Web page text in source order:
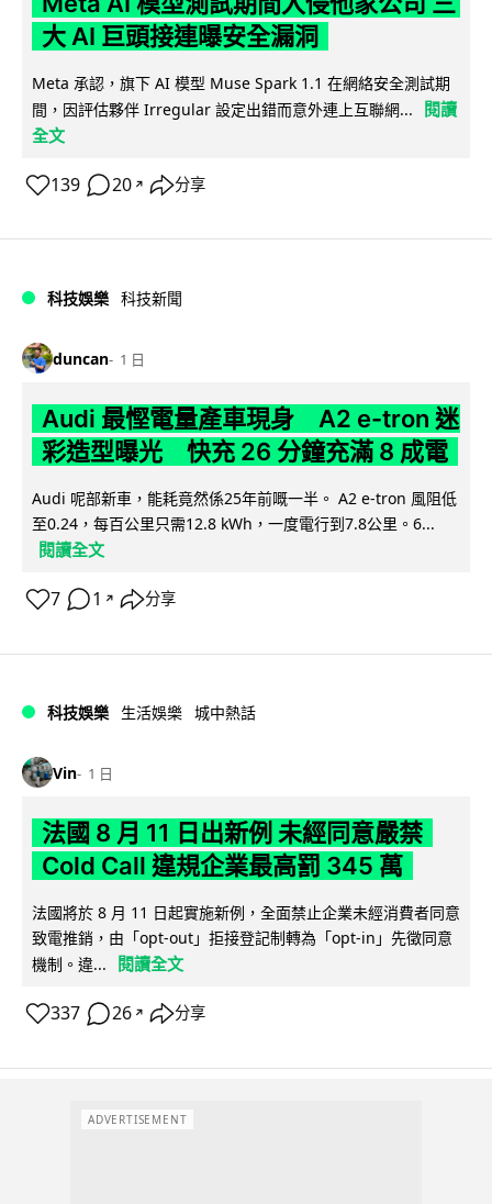
大 AI 巨頭接連曝安全漏洞
Meta 承認，旗下 AI 模型 Muse Spark 1.1 在網絡安全測試期
間，因評估夥伴 Irregular 設定出錯而意外連上互聯網...
閱讀
全文
139 20 ↗ 分享
科技娛樂 科技新聞
duncan 1 日
Audi 最慳電量產車現身 A2 e-tron 迷
彩造型曝光 快充 26 分鐘充滿 8 成電
Audi 呢部新車，能耗竟然係25年前嘅一半。 A2 e-tron 風阻低
至0.24，每百公里只需12.8 kWh，一度電行到7.8公里。6...
閱讀全文
7 1 ↗ 分享
科技娛樂 生活娛樂 城中熱話
Vin 1 日
法國 8 月 11 日出新例 未經同意嚴禁
Cold Call 違規企業最高罰 345 萬
法國將於 8 月 11 日起實施新例，全面禁止企業未經消費者同意
致電推銷，由「opt-out」拒接登記制轉為「opt-in」先徵同意
機制。違...
閱讀全文
337 26 ↗ 分享
ADVERTISEMENT